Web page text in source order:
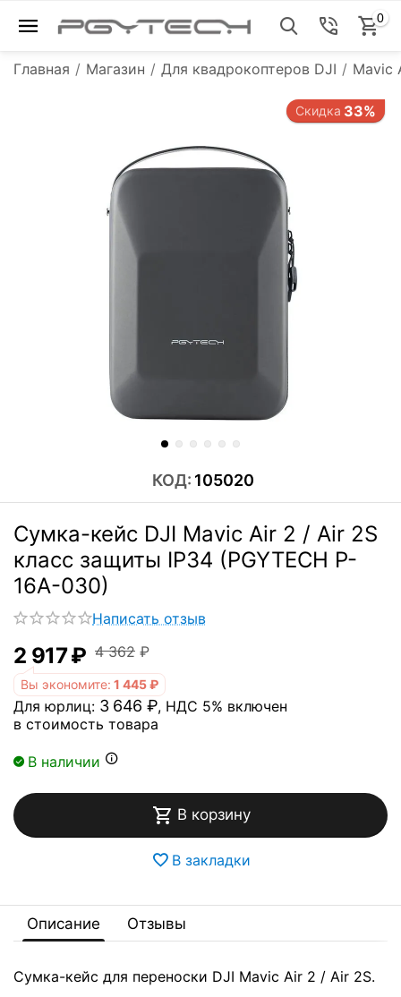
0
Главная / Магазин / Для квадрокоптеров DJI / Mavic
Скидка 33%
КОД: 105020
Сумка-кейс DJI Mavic Air 2 / Air 2S
класс защиты IP34 (PGYTECH P-
16A-030)
Написать отзыв
2 917₽ 4 362 ₽
Вы экономите: 1 445₽
Для юрлиц: 3 646 ₽, НДС 5% включен
в стоимость товара
В наличии
В корзину
В закладки
Описание Отзывы
Сумка-кейс для переноски DJI Mavic Air 2 / Air 2S.